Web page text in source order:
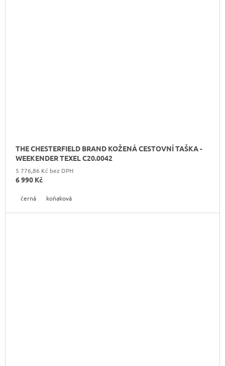
THE CHESTERFIELD BRAND KOŽENÁ CESTOVNÍ TAŠKA -
WEEKENDER TEXEL C20.0042
5 776,86 Kč bez DPH
6 990 Kč
černá koňaková